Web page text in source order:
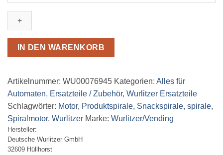
f.
Schublade
BL-
Deli432-
Serie
Menge
IN DEN WARENKORB
Artikelnummer: WU00076945 Kategorien: Alles für
Automaten, Ersatzteile / Zubehör, Wurlitzer Ersatzteile
Schlagwörter: Motor, Produktspirale, Snackspirale, spirale,
Spiralmotor, Wurlitzer Marke: Wurlitzer/Vending
Hersteller:
Deutsche Wurlitzer GmbH
32609 Hüllhorst